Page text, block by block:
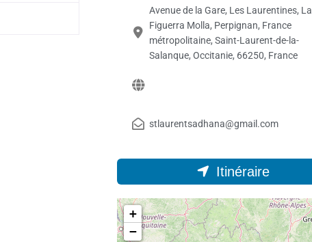
Avenue de la Gare, Les Laurentines, La
Figuerra Molla, Perpignan, France
métropolitaine, Saint-Laurent-de-la-
Salanque, Occitanie, 66250, France
stlaurentsadhana@gmail.com
Itinéraire
+
−